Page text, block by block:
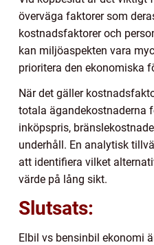
överväga faktorer som
kostnadsfaktorer och
kan miljöaspekten vara
prioritera den ekonomiska
När det gäller
totala ägandekostnaderna
inköpspris,
underhåll. En analytisk
att identifiera vilket
värde på lång sikt.
Slutsats:
Elbil vs bensinbil ekonomi